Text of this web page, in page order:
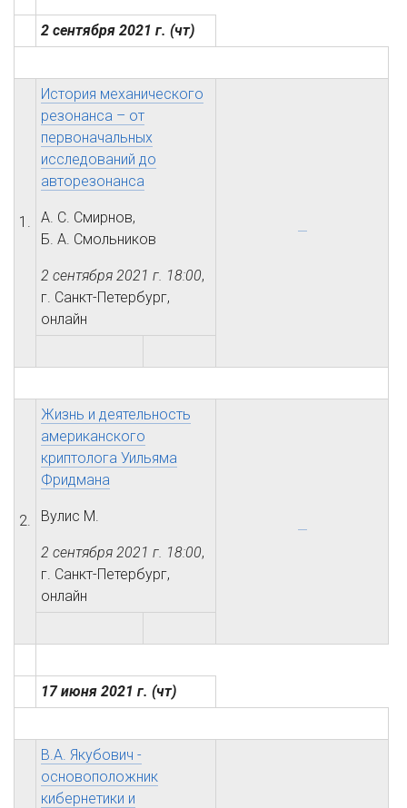
2 сентября 2021 г. (чт)
1.
История механического
резонанса – от
первоначальных
исследований до
авторезонанса
А. С. Смирнов,
Б. А. Смольников
2 сентября 2021 г. 18:00,
г. Санкт-Петербург,
онлайн
2.
Жизнь и деятельность
американского
криптолога Уильяма
Фридмана
Вулис М.
2 сентября 2021 г. 18:00,
г. Санкт-Петербург,
онлайн
17 июня 2021 г. (чт)
В.А. Якубович -
основоположник
кибернетики и